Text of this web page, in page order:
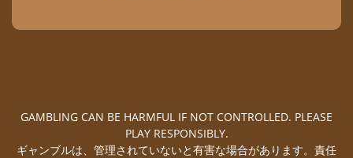
GAMBLING CAN BE HARMFUL IF NOT CONTROLLED. PLEASE
PLAY RESPONSIBLY.
ギャンブルは、管理されていないと有害な場合があります。責任